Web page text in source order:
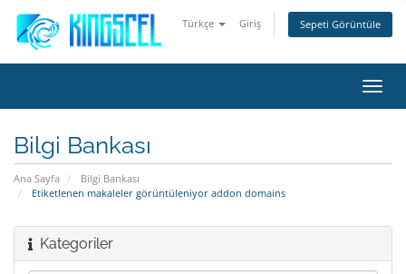
Türkçe Giriş Sepeti Görüntüle
Bilgi Bankası
Ana Sayfa
Bilgi Bankası
Etiketlenen makaleler görüntüleniyor addon domains
Kategoriler